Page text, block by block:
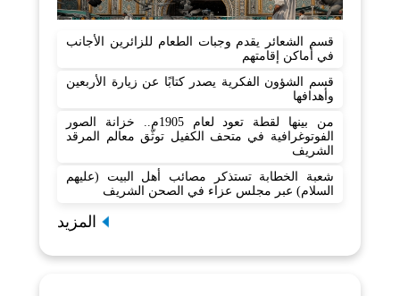
قسم الشعائر يقدم وجبات الطعام للزائرين الأجانب
في أماكن إقامتهم
قسم الشؤون الفكرية يصدر كتابًا عن زيارة الأربعين
وأهدافها
من بينها لقطة تعود لعام 1905م.. خزانة الصور
الفوتوغرافية في متحف الكفيل توثّق معالم المرقد
الشريف
شعبة الخطابة تستذكر مصائب أهل البيت (عليهم
السلام) عبر مجلس عزاء في الصحن الشريف
المزيد